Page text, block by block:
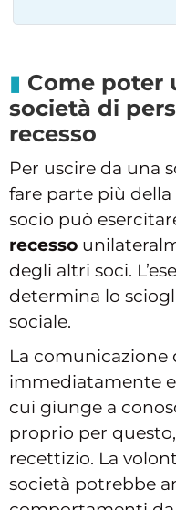
Come poter
società di
recesso
Per uscire da una
fare parte più
socio può
recesso
degli altri soci.
determina lo
sociale.
La comunicazione
immediatamente
cui giunge a
proprio per
recettizio. La
società potrebbe